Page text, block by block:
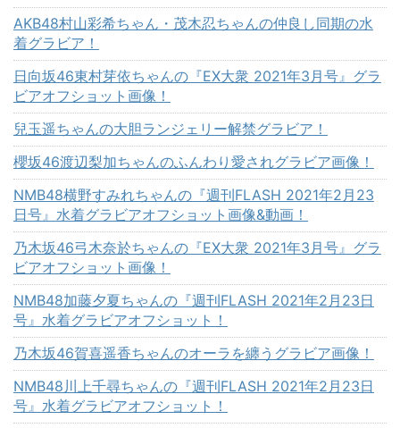
AKB48村山彩希ちゃん・茂木忍ちゃんの仲良し同期の水
着グラビア！
日向坂46東村芽依ちゃんの『EX大衆 2021年3月号』グラ
ビアオフショット画像！
兒玉遥ちゃんの大胆ランジェリー解禁グラビア！
櫻坂46渡辺梨加ちゃんのふんわり愛されグラビア画像！
NMB48横野すみれちゃんの『週刊FLASH 2021年2月23
日号』水着グラビアオフショット画像&動画！
乃木坂46弓木奈於ちゃんの『EX大衆 2021年3月号』グラ
ビアオフショット画像！
NMB48加藤夕夏ちゃんの『週刊FLASH 2021年2月23日
号』水着グラビアオフショット！
乃木坂46賀喜遥香ちゃんのオーラを纏うグラビア画像！
NMB48川上千尋ちゃんの『週刊FLASH 2021年2月23日
号』水着グラビアオフショット！